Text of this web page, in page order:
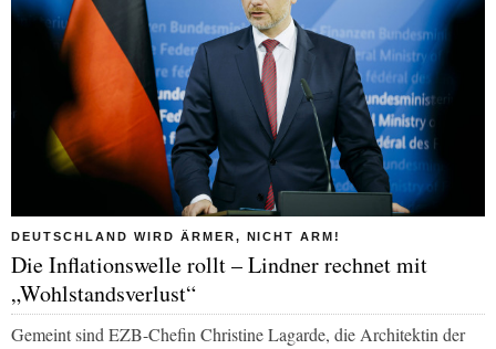
DEUTSCHLAND WIRD ÄRMER, NICHT ARM!
Die Inflationswelle rollt – Lindner rechnet mit
„Wohlstandsverlust“
Gemeint sind EZB-Chefin Christine Lagarde, die Architektin der